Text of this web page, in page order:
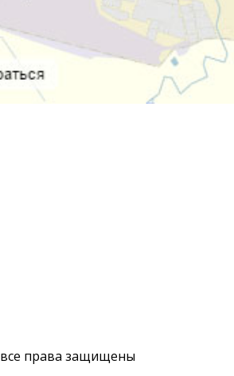
все права защищены